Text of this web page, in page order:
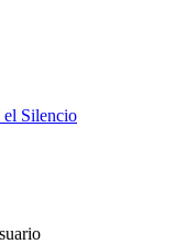
el Silencio